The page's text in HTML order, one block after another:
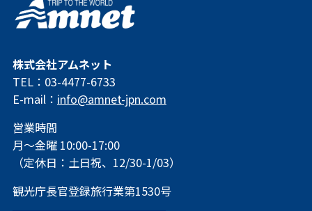
株式会社アムネット
TEL：03-4477-6733
E-mail： info@amnet-jpn.com
営業時間
月～金曜 10:00-17:00
（定休日：土日祝、12/30-1/03）
観光庁長官登録旅行業第1530号